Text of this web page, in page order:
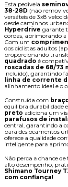
Esta pedivela
38-28D (não
versáteis de 3x8
desde caminhos
Hyperdrive garante
coroas, aprimorando a
Com um
dos ciclistas adultos
proporcionando
quadrado é
roscadas de 68/73
linha de corrente
alinhamento ideal e o
Construída com
equilibra durabilidade
preto
parafusos de
central, garantindo a
para deslocamentos
oferece a qualidade
inteligente para
Não perca a chance
alto desempenho,
Shimano Tourney
com confiança!